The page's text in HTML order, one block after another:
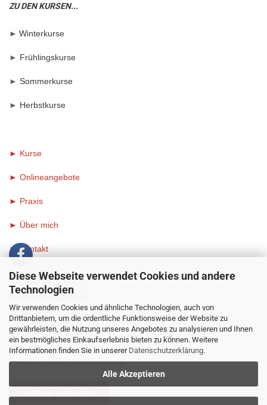
Diese Webseite verwendet Cookies und andere
Technologien
Wir verwenden Cookies und ähnliche Technologien, auch von
Drittanbietern, um die ordentliche Funktionsweise der Website zu
gewährleisten, die Nutzung unseres Angebotes zu analysieren und Ihnen
ein bestmögliches Einkaufserlebnis bieten zu können. Weitere
Informationen finden Sie in unserer Datenschutzerklärung.
Alle Akzeptieren
ZU DEN KURSEN...
► Winterkurse
► Frühlingskurse
► Sommerkurse
► Herbstkurse
► Kurse
► Onlineangebote
► Praxis
► Über mich
►Kontakt
SIE HABEN FRAGEN?
Physiotherapeutin
Tanja Kanis
Ringstraße 68
98724 Lauscha
Tel: 01573 - 934 68 58
E-Mail:tanjakanis@gmx.de